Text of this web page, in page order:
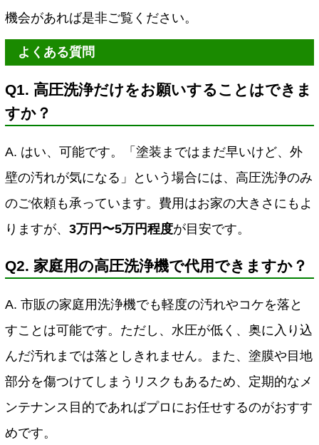
機会があれば是非ご覧ください。
よくある質問
Q1. 高圧洗浄だけをお願いすることはできま
すか？
A. はい、可能です。「塗装まではまだ早いけど、外
壁の汚れが気になる」という場合には、高圧洗浄のみ
のご依頼も承っています。費用はお家の大きさにもよ
りますが、 3万円〜5万円程度が目安です。
Q2. 家庭用の高圧洗浄機で代用できますか？
A. 市販の家庭用洗浄機でも軽度の汚れやコケを落と
すことは可能です。ただし、水圧が低く、奥に入り込
んだ汚れまでは落としきれません。また、塗膜や目地
部分を傷つけてしまうリスクもあるため、定期的なメ
ンテナンス目的であればプロにお任せするのがおすす
めです。